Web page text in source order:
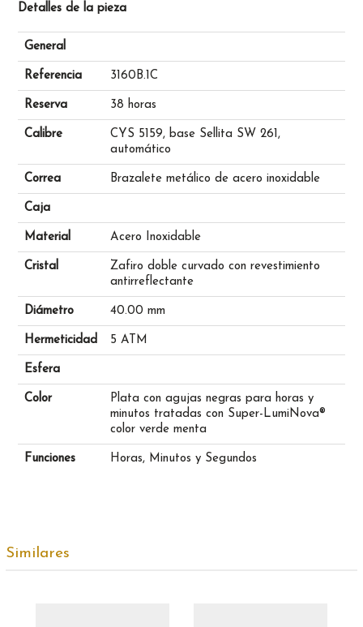
Detalles de la pieza
General
Referencia 3160B.1C
Reserva 38 horas
Calibre
CYS 5159, base Sellita SW 261,
automático
Correa Brazalete metálico de acero inoxidable
Caja
Material Acero Inoxidable
Cristal
Zafiro doble curvado con revestimiento
antirreflectante
Diámetro 40.00 mm
Hermeticidad 5 ATM
Esfera
Color
Plata con agujas negras para horas y
minutos tratadas con Super-LumiNova®
color verde menta
Funciones Horas, Minutos y Segundos
Similares